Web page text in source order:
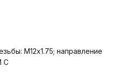
М12х1.75; направление
C